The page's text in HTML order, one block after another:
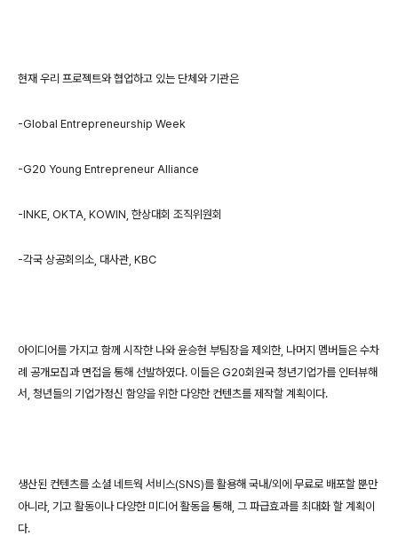
현재 우리 프로젝트와 협업하고 있는 단체와 기관은
-Global Entrepreneurship Week
-G20 Young Entrepreneur Alliance
-INKE, OKTA, KOWIN, 한상대회 조직위원회
-각국 상공회의소, 대사관, KBC
아이디어를 가지고 함께 시작한 나와 윤승현 부팀장을 제외한, 나머지 멤버들은 수차
례 공개모집과 면접을 통해 선발하였다. 이들은 G20회원국 청년기업가를 인터뷰해
서, 청년들의 기업가정신 함양을 위한 다양한 컨텐츠를 제작할 계획이다.
생산된 컨텐츠를 소셜 네트웍 서비스(SNS)를 활용해 국내/외에 무료로 배포할 뿐만
아니라, 기고 활동이나 다양한 미디어 활동을 통해, 그 파급효과를 최대화 할 계획이
다.